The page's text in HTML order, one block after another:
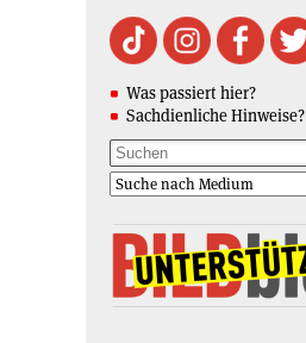
Was passiert hier?
Sachdienliche Hinweise?